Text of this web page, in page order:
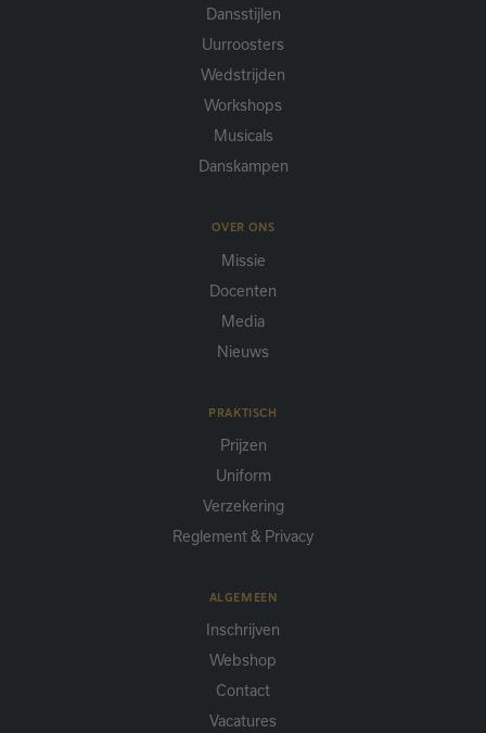
Dansstijlen
Uurroosters
Wedstrijden
Workshops
Musicals
Danskampen
OVER ONS
Missie
Docenten
Media
Nieuws
PRAKTISCH
Prijzen
Uniform
Verzekering
Reglement & Privacy
ALGEMEEN
Inschrijven
Webshop
Contact
Vacatures